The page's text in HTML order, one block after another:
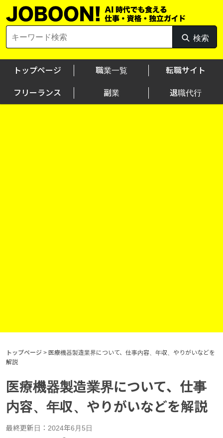
Skip
to
for:
検索
検
索
トップページ 職業一覧 転職サイト
フリーランス 副業 退職代行
トップページ > 医療機器製造業界について、仕事内容、年収、やりがいなどを
解説
医療機器製造業界について、仕事
内容、年収、やりがいなどを解説
最終更新日：2024年6月5日